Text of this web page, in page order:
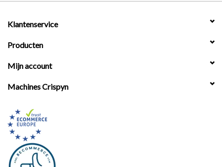
Klantenservice
Producten
Mijn account
Machines Crispyn